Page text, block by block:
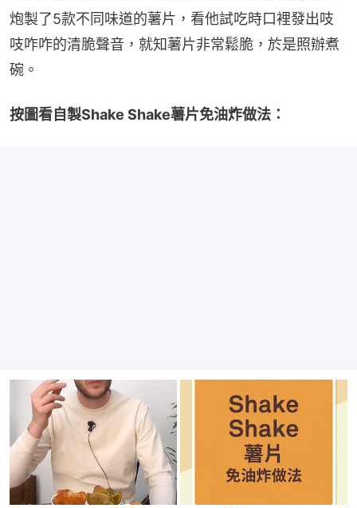
炮製了5款不同味道的薯片，看他試吃時口裡發出吱
吱咋咋的清脆聲音，就知薯片非常鬆脆，於是照辦煮
碗。
按圖看自製Shake Shake薯片免油炸做法：